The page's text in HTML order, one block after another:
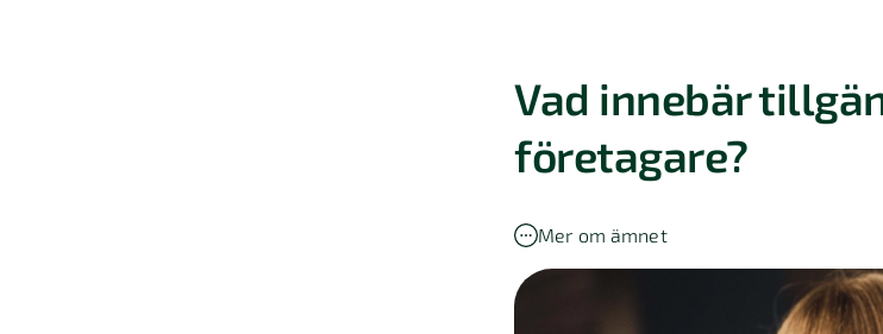
Vad innebär
företagare?
Mer om ämnet